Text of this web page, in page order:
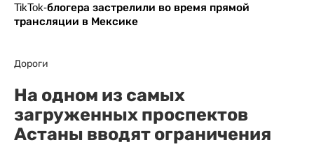
TikTok-блогера застрелили во время прямой
трансляции в Мексике
Дороги
На одном из самых
загруженных проспектов
Астаны вводят ограничения